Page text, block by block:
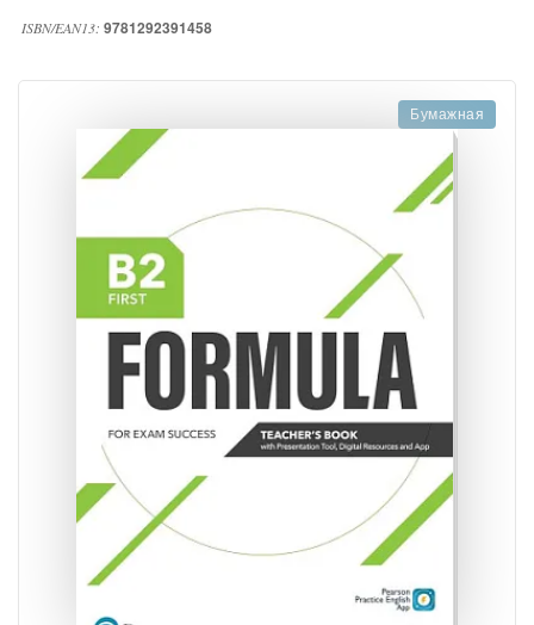
ISBN/EAN13: 9781292391458
Бумажная